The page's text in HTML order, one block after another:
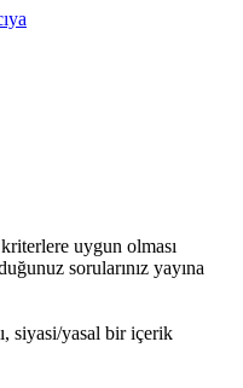
kriterlere uygun olması
sorularınız yayına
siyasi/yasal bir içerik